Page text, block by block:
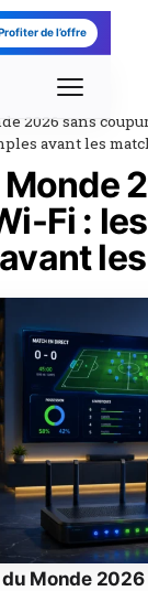
de l’offre
2026 sans
avant les
Fi :
Monde